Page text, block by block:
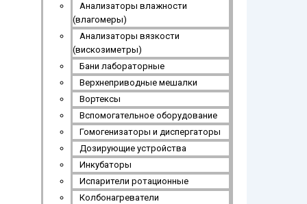
Анализаторы влажности
(влагомеры)
Анализаторы вязкости
(вискозиметры)
Бани лабораторные
Верхнеприводные мешалки
Вортексы
Вспомогательное оборудование
Гомогенизаторы и диспергаторы
Дозирующие устройства
Инкубаторы
Испарители ротационные
Колбонагреватели